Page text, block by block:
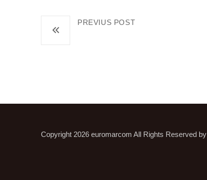
PREVIUS POST
Copyright 2026 euromarcom All Rights Reserved by